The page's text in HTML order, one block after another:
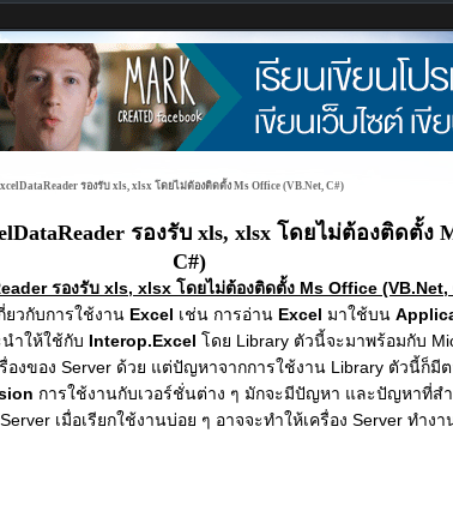
รองรับ xls, xlsx โดยไม่ต้องติดตั้ง Ms Office (VB.Net, C#)
รองรับ xls, xlsx โดยไม่ต้องติดตั้ง
C#)
รองรับ xls, xlsx โดยไม่ต้องติดตั้ง Ms Office (VB.Net,
ยวกับการใช้งาน Excel เช่น การอ่าน Excel มาใช้บน
ำให้ใช้กับ Interop.Excel โดย Library ตัวนี้จะมาพร้อมกับ
องของ Server ด้วย แต่ปัญหาจากการใช้งาน Library ตัวนี้ก็มี
การใช้งานกับเวอร์ชั่นต่าง ๆ มักจะมีปัญหา และปัญหาที่ส
เมื่อเรียกใช้งานบ่อย ๆ อาจจะทำให้เครื่อง Server ทำง